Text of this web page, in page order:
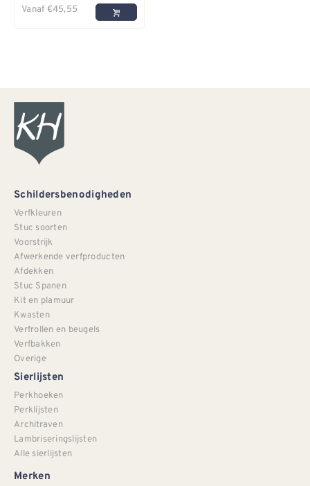
Vanaf €45,55
Schildersbenodigheden
Verfkleuren
Stuc soorten
Voorstrijk
Afwerkende verfproducten
Afdekken
Stuc Spanen
Kit en plamuur
Kwasten
Verfrollen en beugels
Verfbakken
Overige
Sierlijsten
Perkhoeken
Perklijsten
Architraven
Lambriseringslijsten
Alle sierlijsten
Merken